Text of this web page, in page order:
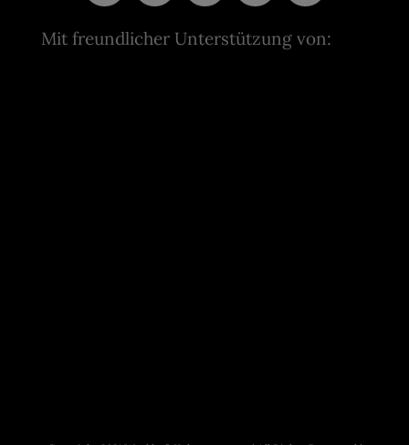
Mit freundlicher Unterstützung von: